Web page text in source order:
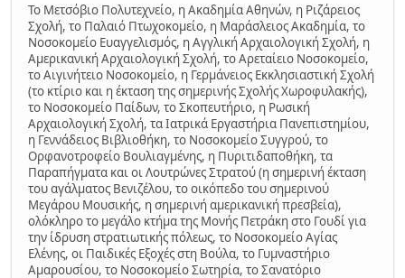
Το Μετσόβιο Πολυτεχνείο, η Ακαδημία Αθηνών, η Ριζάρειος
Σχολή, το Παλαιό Πτωχοκομείο, η Μαράσλειος Ακαδημία, το
Νοσοκομείο Ευαγγελισμός, η Αγγλική Αρχαιολογική Σχολή, η
Αμερικανική Αρχαιολογική Σχολή, το Αρεταίειο Νοσοκομείο,
το Αιγινήτειο Νοσοκομείο, η Γερμάνειος Εκκλησιαστική Σχολή
(το κτίριο και η έκταση της σημερινής Σχολής Χωροφυλακής),
το Νοσοκομείο Παίδων, το Σκοπευτήριο, η Ρωσική
Αρχαιολογική Σχολή, τα Ιατρικά Εργαστήρια Πανεπιστημίου,
η Γεννάδειος Βιβλιοθήκη, το Νοσοκομείο Συγγρού, το
Ορφανοτροφείο Βουλιαγμένης, η Πυριτιδαποθήκη, τα
Παραπήγματα και οι Λουτρώνες Στρατού (η σημερινή έκταση
του αγάλματος Βενιζέλου, το οικόπεδο του σημερινού
Μεγάρου Μουσικής, η σημερινή αμερικανική πρεσβεία),
ολόκληρο το μεγάλο κτήμα της Μονής Πετράκη στο Γουδί για
την ίδρυση στρατιωτικής πόλεως, το Νοσοκομείο Αγίας
Ελένης, οι Παιδικές Εξοχές στη Βούλα, το Γυμναστήριο
Αμαρουσίου, το Νοσοκομείο Σωτηρία, το Σανατόριο